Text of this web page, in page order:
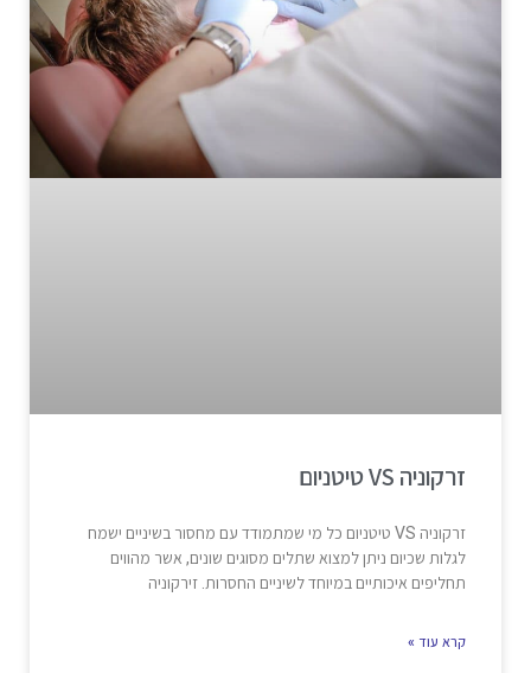
זרקוניה VS טיטניום
זרקוניה VS טיטניום כל מי שמתמודד עם מחסור בשיניים ישמח
לגלות שכיום ניתן למצוא שתלים מסוגים שונים, אשר מהווים
תחליפים איכותיים במיוחד לשיניים החסרות. זירקוניה
קרא עוד »